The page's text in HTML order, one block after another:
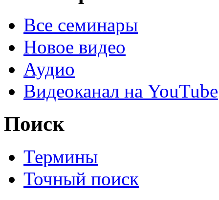
Все семинары
Новое видео
Аудио
Видеоканал на YouTube
Поиск
Термины
Точный поиск